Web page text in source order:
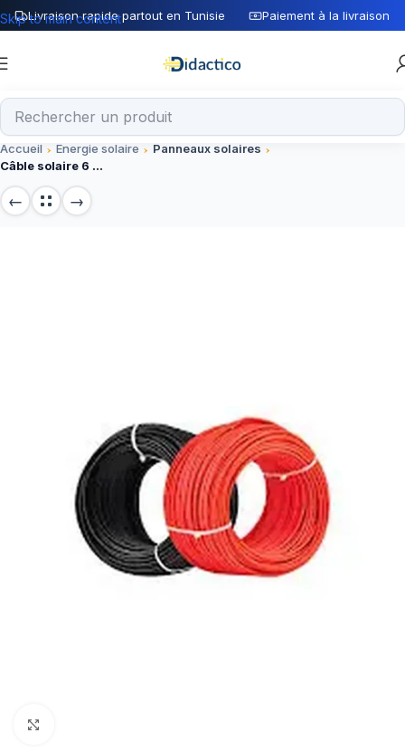
Livraison rapide partout en Tunisie Paiement à la livraison
Skip to main content
Accueil Energie solaire
Panneaux solaires
Câble solaire 6 mm² – Performance et Fiabilité